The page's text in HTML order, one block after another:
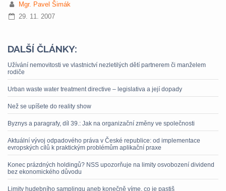
Mgr. Pavel Šimák
29. 11. 2007
DALŠÍ ČLÁNKY:
Užívání nemovitosti ve vlastnictví nezletilých dětí partnerem či manželem
rodiče
Urban waste water treatment directive – legislativa a její dopady
Než se upíšete do reality show
Byznys a paragrafy, díl 39.: Jak na organizační změny ve společnosti
Aktuální vývoj odpadového práva v České republice: od implementace
evropských cílů k praktickým problémům aplikační praxe
Konec prázdných holdingů? NSS upozorňuje na limity osvobození dividend
bez ekonomického důvodu
Limity hudebního samplingu aneb konečně víme, co je pastiš